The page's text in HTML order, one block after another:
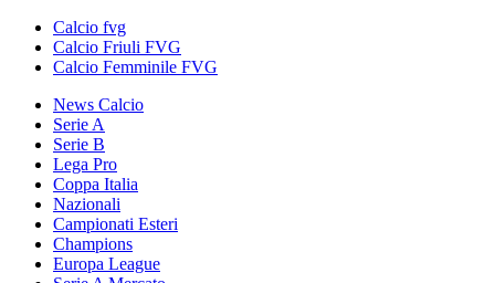
Calcio fvg
Calcio Friuli FVG
Calcio Femminile FVG
News Calcio
Serie A
Serie B
Lega Pro
Coppa Italia
Nazionali
Campionati Esteri
Champions
Europa League